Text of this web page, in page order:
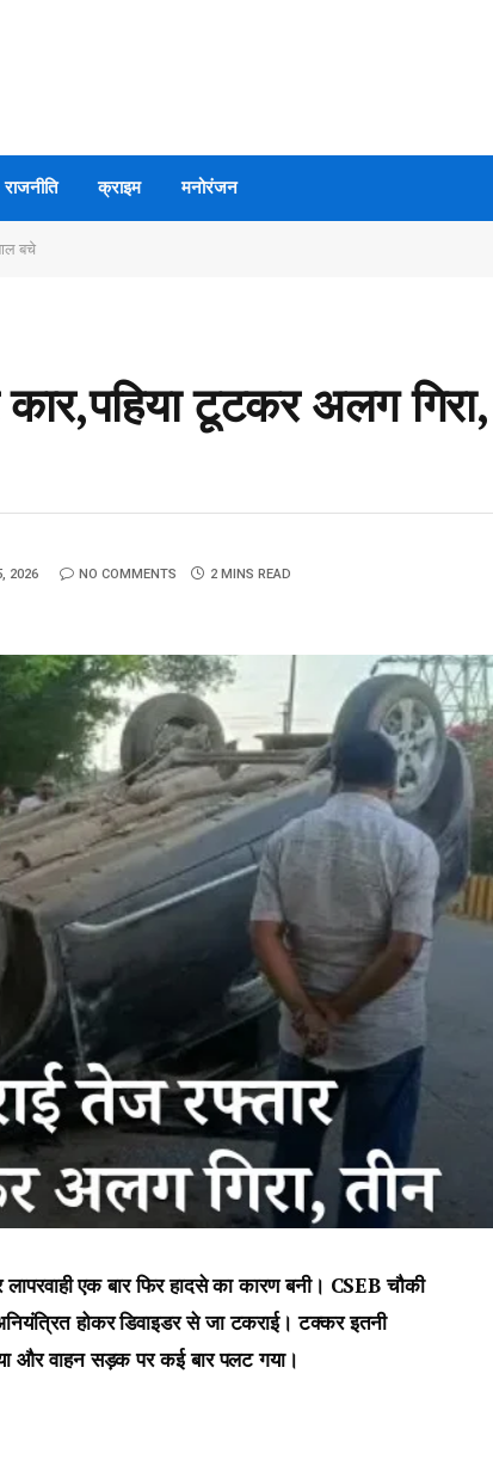
राजनीति क्राइम मनोरंजन
बचे
टूटकर अलग गिरा,
2026 NO COMMENTS 2 MINS READ
एक बार फिर हादसे का कारण बनी। CSEB चौकी
होकर डिवाइडर से जा टकराई। टक्कर इतनी
और वाहन सड़क पर कई बार पलट गया।